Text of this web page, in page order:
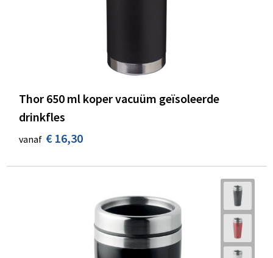
Thor 650 ml koper vacuüm geïsoleerde
drinkfles
vanaf € 16,30